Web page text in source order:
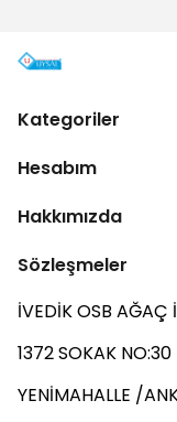
Kategoriler
Hesabım
Hakkımızda
Sözleşmeler
İVEDİK OSB AĞAÇ
1372 SOKAK NO:30
YENİMAHALLE /